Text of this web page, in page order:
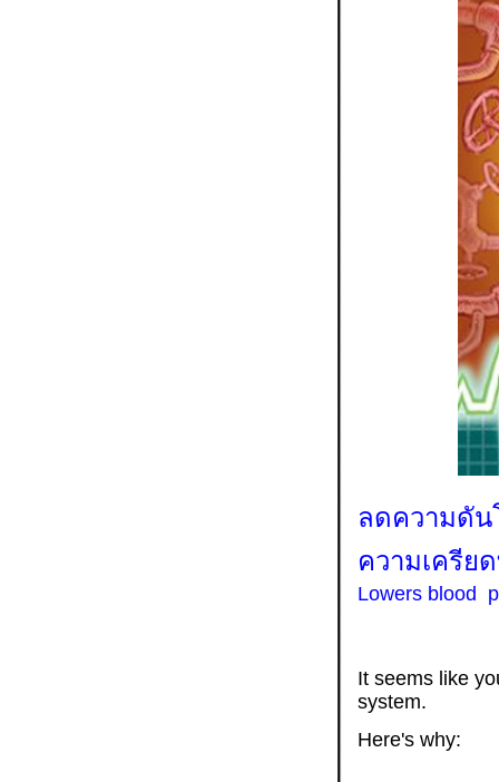
ลดความดัน
ความเครีย
Lowers blood
It seems like
system.
Here's